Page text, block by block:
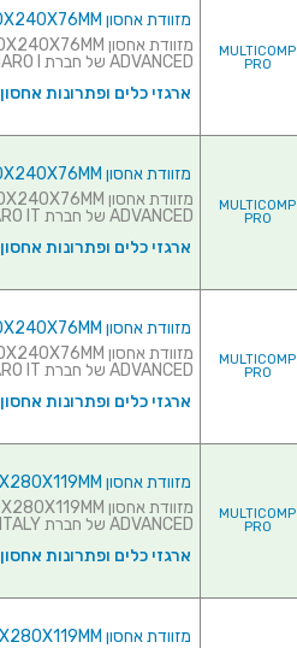
MULTICOMP
PRO
מזוודת אחסון 280X240X76MM - ללא ריפוד פנימי - שקופה
ADVANCED של חברת PLASTICA PANARO I...
ארגזי כלים ופתרונות אחסון
MULTICOMP
PRO
מזוודת אחסון 280X240X76MM - עם ריפוד פנימי - שחורה
ADVANCED של חברת PLASTICA PANARO IT...
ארגזי כלים ופתרונות אחסון
MULTICOMP
PRO
מזוודת אחסון 280X240X76MM - עם ריפוד פנימי - שקופה
ADVANCED של חברת PLASTICA PANARO IT...
ארגזי כלים ופתרונות אחסון
MULTICOMP
PRO
מזוודת אחסון 320X280X119MM - עם ריפוד פנימי - שחורה
ADVANCED של חברת PLASTICA PANARO ITALY...
ארגזי כלים ופתרונות אחסון
מזוודת אחסון 320X280X119MM - עם ריפוד פנימי - אדומה